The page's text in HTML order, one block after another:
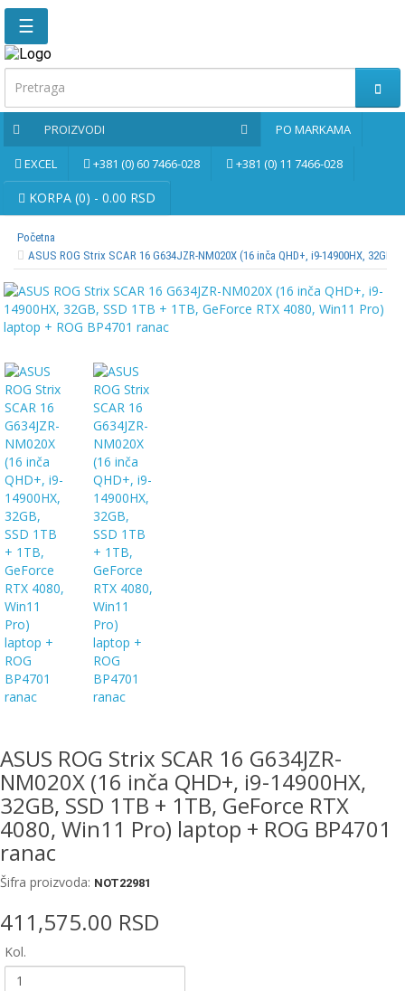
Glavna
Kontaktirajte
nas
Po
markama
PROIZVODI
Bernardo
Brusne
rezne
ploče
EWM
aparati
za
zavarivanje
Prenosni
računari
Pribor
za
zavarivanje
Alati
i
radionica
☰
PROIZVODI PO MARKAMA
EXCEL +381 (0) 60 7466-028 +381 (0) 11 7466-028
KORPA (0) - 0.00 RSD
Početna
ASUS ROG Strix SCAR 16 G634JZR-NM020X (16 inča QHD+, i9-14900HX,
ASUS ROG Strix SCAR 16 G634JZR-
NM020X (16 inča QHD+, i9-14900HX,
32GB, SSD 1TB + 1TB, GeForce RTX
4080, Win11 Pro) laptop + ROG BP4701
ranac
Šifra proizvoda: NOT22981
411,575.00 RSD
Kol.